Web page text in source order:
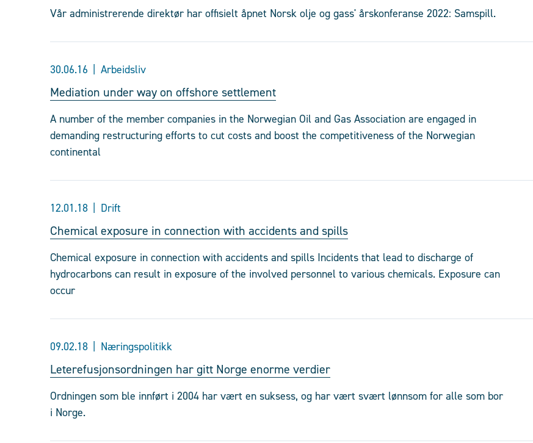
Vår administrerende direktør har offisielt åpnet Norsk olje og gass' årskonferanse 2022: Samspill.
30.06.16 Arbeidsliv
Mediation under way on offshore settlement
A number of the member companies in the Norwegian Oil and Gas Association are engaged in
demanding restructuring efforts to cut costs and boost the competitiveness of the Norwegian
continental
12.01.18 Drift
Chemical exposure in connection with accidents and spills
Chemical exposure in connection with accidents and spills Incidents that lead to discharge of
hydrocarbons can result in exposure of the involved personnel to various chemicals. Exposure can
occur
09.02.18 Næringspolitikk
Leterefusjonsordningen har gitt Norge enorme verdier
Ordningen som ble innført i 2004 har vært en suksess, og har vært svært lønnsom for alle som bor
i Norge.